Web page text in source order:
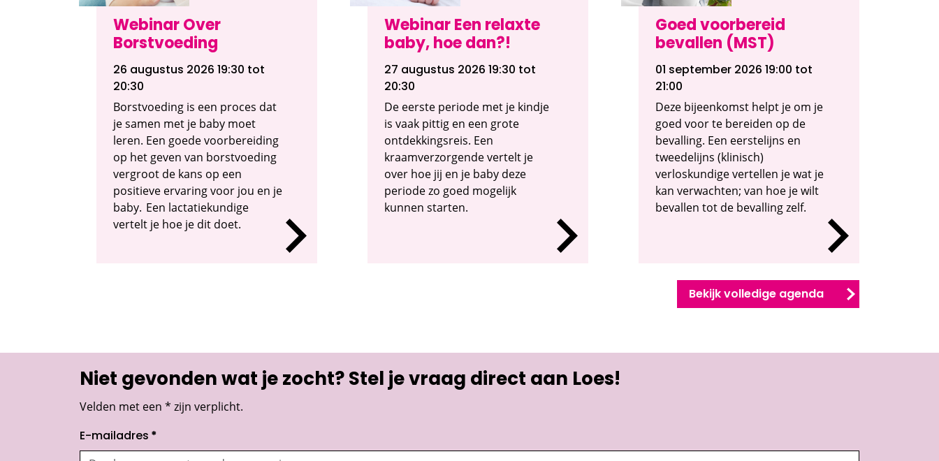
Webinar Over
Borstvoeding
26 augustus 2026 19:30 tot
20:30
Borstvoeding is een proces dat
je samen met je baby moet
leren. Een goede voorbereiding
op het geven van borstvoeding
vergroot de kans op een
positieve ervaring voor jou en je
baby. Een lactatiekundige
vertelt je hoe je dit doet.
Webinar Een relaxte
baby, hoe dan?!
27 augustus 2026 19:30 tot
20:30
De eerste periode met je kindje
is vaak pittig en een grote
ontdekkingsreis. Een
kraamverzorgende vertelt je
over hoe jij en je baby deze
periode zo goed mogelijk
kunnen starten.
Goed voorbereid
bevallen (MST)
01 september 2026 19:00 tot
21:00
Deze bijeenkomst helpt je om je
goed voor te bereiden op de
bevalling. Een eerstelijns en
tweedelijns (klinisch)
verloskundige vertellen je wat je
kan verwachten; van hoe je wilt
bevallen tot de bevalling zelf.
Bekijk volledige agenda
Niet gevonden wat je zocht? Stel je vraag direct aan Loes!
Velden met een * zijn verplicht.
E-mailadres *